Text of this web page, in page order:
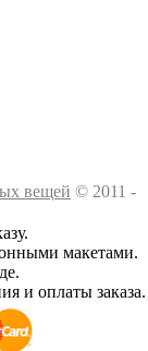
вещей © 2011 -
макетами.
и оплаты заказа.